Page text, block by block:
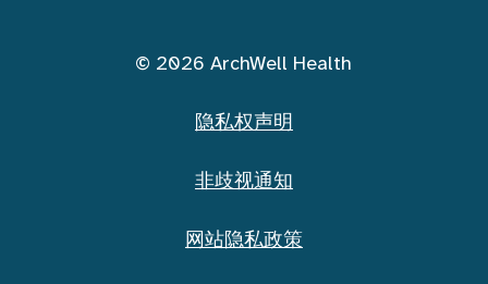
© 2026 ArchWell Health
隐私权声明
非歧视通知
网站隐私政策